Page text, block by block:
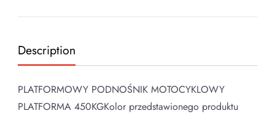
Description
PLATFORMOWY PODNOŚNIK MOTOCYKLOWY
PLATFORMA 450KGKolor przedstawionego produktu